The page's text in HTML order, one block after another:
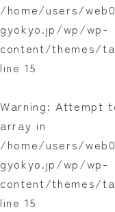
/home/users/
gyokyo.jp/wp/wp-
content/themes/
line15
Warning: Attempt
array in
/home/users/
gyokyo.jp/wp/wp-
content/themes/
line15